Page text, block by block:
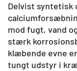
Delvist syntetisk
mod fugt, vand
stærk
klæbende evne
tungt udstyr i